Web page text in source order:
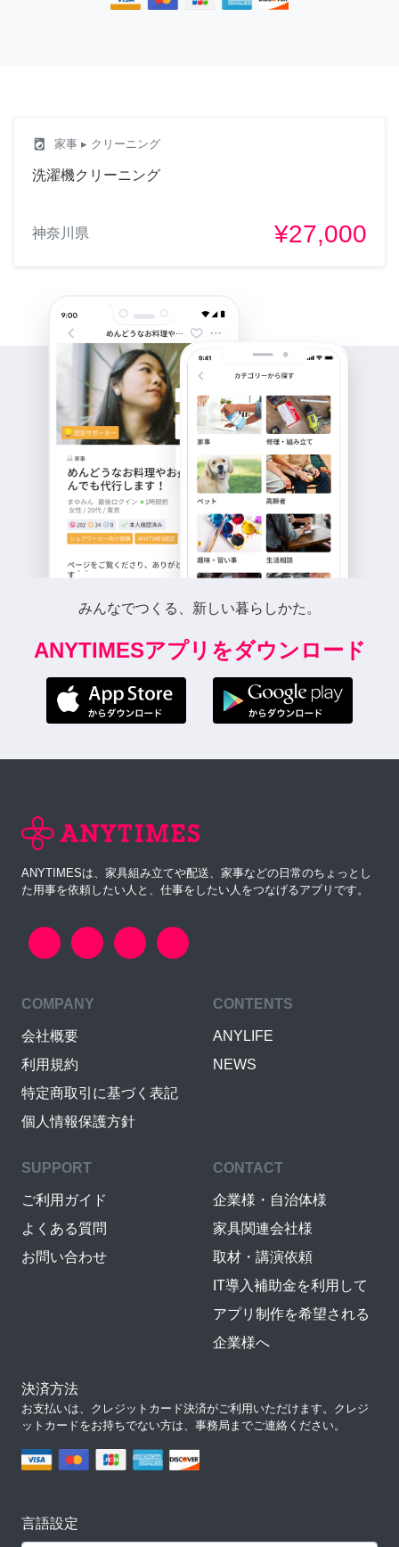
local_laundry_service 家事 ▸ クリーニング
洗濯機クリーニング
神奈川県 ¥27,000
みんなでつくる、新しい暮らしかた。
ANYTIMESアプリをダウンロード
ANYTIMESは、家具組み立てや配送、家事などの日常のちょっとし
た用事を依頼したい人と、仕事をしたい人をつなげるアプリです。
COMPANY
会社概要
利用規約
特定商取引に基づく表記
個人情報保護方針
CONTENTS
ANYLIFE
NEWS
SUPPORT
ご利用ガイド
よくある質問
お問い合わせ
CONTACT
企業様・自治体様
家具関連会社様
取材・講演依頼
IT導入補助金を利用して
アプリ制作を希望される
企業様へ
決済方法
お支払いは、クレジットカード決済がご利用いただけます。クレジ
ットカードをお持ちでない方は、事務局までご連絡ください。
言語設定